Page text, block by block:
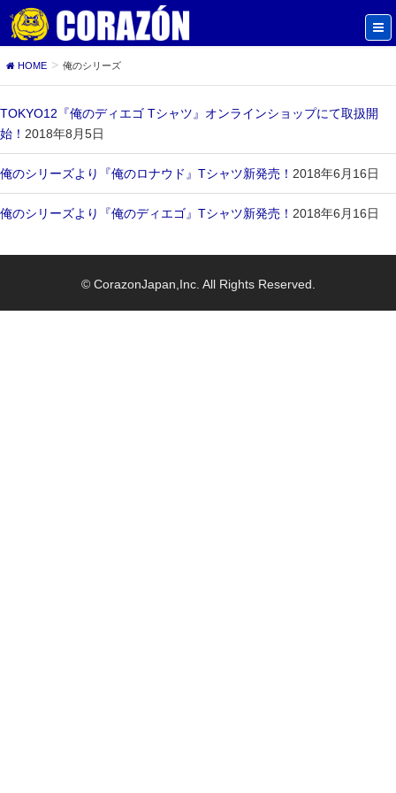
HOME 俺のシリーズ
TOKYO12『俺のディエゴ Tシャツ』オンラインショップにて取扱開
始！ 2018年8月5日
俺のシリーズより『俺のロナウド』Tシャツ新発売！ 2018年6月16日
俺のシリーズより『俺のディエゴ』Tシャツ新発売！ 2018年6月16日
© CorazonJapan,Inc. All Rights Reserved.